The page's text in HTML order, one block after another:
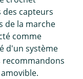
des capteurs
de la marche
comme
d'un système